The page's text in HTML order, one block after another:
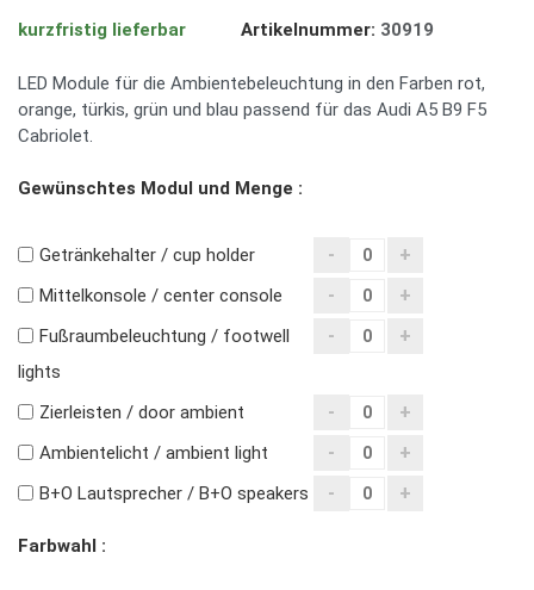
kurzfristig lieferbar Artikelnummer: 30919
LED Module für die Ambientebeleuchtung in den Farben rot,
orange, türkis, grün und blau passend für das Audi A5 B9 F5
Cabriolet.
Gewünschtes Modul und Menge :
Getränkehalter / cup holder
Mittelkonsole / center console
Fußraumbeleuchtung / footwell
lights
Zierleisten / door ambient
Ambientelicht / ambient light
B+O Lautsprecher / B+O speakers
Farbwahl :